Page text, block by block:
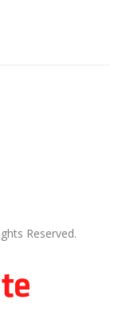
Reserved.